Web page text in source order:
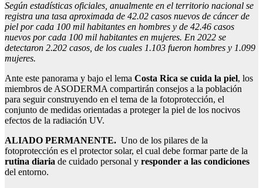
Según estadísticas oficiales, anualmente en el territorio nacional se
registra una tasa aproximada de 42.02 casos nuevos de cáncer de
piel por cada 100 mil habitantes en hombres y de 42.46 casos
nuevos por cada 100 mil habitantes en mujeres. En 2022 se
detectaron 2.202 casos, de los cuales 1.103 fueron hombres y 1.099
mujeres.
Ante este panorama y bajo el lema Costa Rica se cuida la piel, los
miembros de ASODERMA compartirán consejos a la población
para seguir construyendo en el tema de la fotoprotección, el
conjunto de medidas orientadas a proteger la piel de los nocivos
efectos de la radiación UV.
ALIADO PERMANENTE. Uno de los pilares de la
fotoprotección es el protector solar, el cual debe formar parte de la
rutina diaria de cuidado personal y responder a las condiciones
del entorno.